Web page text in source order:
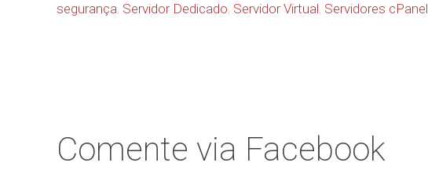
segurança, Servidor Dedicado, Servidor Virtual, Servidores cPanel
Comente via Facebook